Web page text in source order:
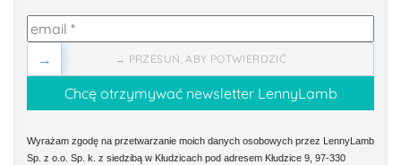
→ PRZESUŃ, ABY POTWIERDZIĆ
→
Wyrażam zgodę na przetwarzanie moich danych osobowych przez LennyLamb
Sp. z o.o. Sp. k. z siedzibą w Kłudzicach pod adresem Kłudzice 9, 97-330